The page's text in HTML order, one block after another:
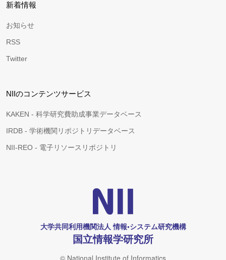
新着情報
お知らせ
RSS
Twitter
NIIのコンテンツサービス
KAKEN - 科学研究費助成事業データベース
IRDB - 学術機関リポジトリデータベース
NII-REO - 電子リソースリポジトリ
大学共同利用機関法人 情報•システム研究機構
国立情報学研究所